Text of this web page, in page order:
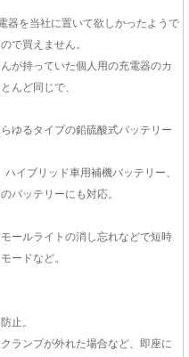
器を当社に置いて欲しかったようで
で買えません。
が持っていた個人用の充電器のカ
んど同じで、
ゆるタイプの鉛硫酸式バッテリー
イブリッド車用補機バッテリー、
バッテリーにも対応。
ールライトの消し忘れなどで短時
ードなど。
止。
ランプが外れた場合など、即座に